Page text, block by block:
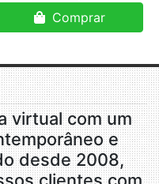
Comprar
virtual com um
e
desde 2008,